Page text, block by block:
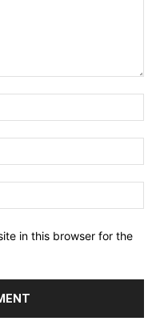
in this browser for the